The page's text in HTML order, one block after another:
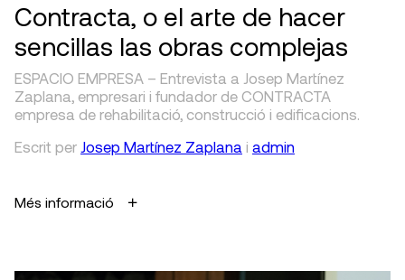
Contracta, o el arte de hacer
sencillas las obras complejas
ESPACIO EMPRESA – Entrevista a Josep Martínez
Zaplana, empresari i fundador de CONTRACTA
empresa de rehabilitació, construcció i edificacions.
Escrit per Josep Martínez Zaplana i admin
Més informació